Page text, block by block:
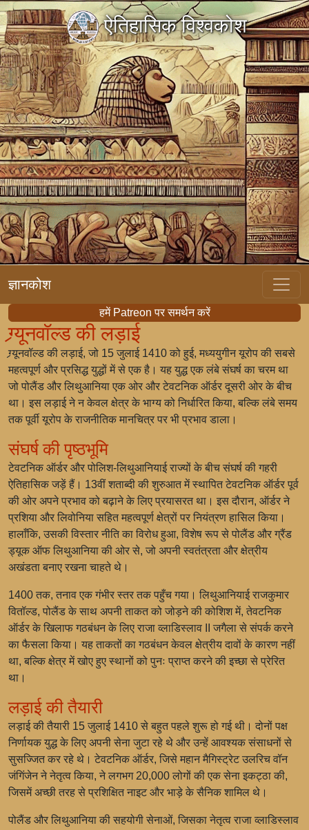
ऐतिहासिक विश्वकोश
ज्ञानकोश
हमें Patreon पर समर्थन करें
ग्र्यूनवॉल्ड की लड़ाई
ग्र्यूनवॉल्ड की लड़ाई, जो 15 जुलाई 1410 को हुई, मध्ययुगीन यूरोप की सबसे
महत्वपूर्ण और प्रसिद्ध युद्धों में से एक है। यह युद्ध एक लंबे संघर्ष का चरम था
जो पोलैंड और लिथुआनिया एक ओर और टेवटनिक ऑर्डर दूसरी ओर के बीच
था। इस लड़ाई ने न केवल क्षेत्र के भाग्य को निर्धारित किया, बल्कि लंबे समय
तक पूर्वी यूरोप के राजनीतिक मानचित्र पर भी प्रभाव डाला।
संघर्ष की पृष्ठभूमि
टेवटनिक ऑर्डर और पोलिश-लिथुआनियाई राज्यों के बीच संघर्ष की गहरी
ऐतिहासिक जड़ें हैं। 13वीं शताब्दी की शुरुआत में स्थापित टेवटनिक ऑर्डर पूर्व
की ओर अपने प्रभाव को बढ़ाने के लिए प्रयासरत था। इस दौरान, ऑर्डर ने
प्रशिया और लिवोनिया सहित महत्वपूर्ण क्षेत्रों पर नियंत्रण हासिल किया।
हालाँकि, उसकी विस्तार नीति का विरोध हुआ, विशेष रूप से पोलैंड और ग्रैंड
ड्यूक ऑफ लिथुआनिया की ओर से, जो अपनी स्वतंत्रता और क्षेत्रीय
अखंडता बनाए रखना चाहते थे।
1400 तक, तनाव एक गंभीर स्तर तक पहुँच गया। लिथुआनियाई राजकुमार
वितॉल्ड, पोलैंड के साथ अपनी ताकत को जोड़ने की कोशिश में, तेवटनिक
ऑर्डर के खिलाफ गठबंधन के लिए राजा व्लाडिस्लाव II जगैला से संपर्क करने
का फैसला किया। यह ताकतों का गठबंधन केवल क्षेत्रीय दावों के कारण नहीं
था, बल्कि क्षेत्र में खोए हुए स्थानों को पुनः प्राप्त करने की इच्छा से प्रेरित
था।
लड़ाई की तैयारी
लड़ाई की तैयारी 15 जुलाई 1410 से बहुत पहले शुरू हो गई थी। दोनों पक्ष
निर्णायक युद्ध के लिए अपनी सेना जुटा रहे थे और उन्हें आवश्यक संसाधनों से
सुसज्जित कर रहे थे। टेवटनिक ऑर्डर, जिसे महान मैगिस्ट्रेट उलरिच वॉन
जंगिंजेन ने नेतृत्व किया, ने लगभग 20,000 लोगों की एक सेना इकट्ठा की,
जिसमें अच्छी तरह से प्रशिक्षित नाइट और भाड़े के सैनिक शामिल थे।
पोलैंड और लिथुआनिया की सहयोगी सेनाओं, जिसका नेतृत्व राजा व्लाडिस्लाव